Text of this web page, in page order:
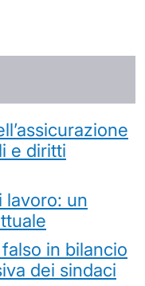
e diritti
lavoro: un
in bilancio
dei sindaci